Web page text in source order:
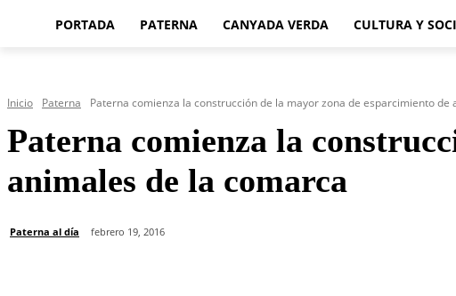
PORTADA PATERNA CANYADA VERDA CULTURA Y
Inicio Paterna Paterna comienza la construcción de la mayor zona de esparcimiento de
Paterna comienza la
animales de la comarca
Paterna al día febrero 19, 2016